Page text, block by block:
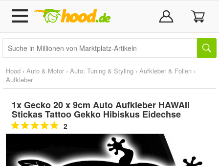
Hood › Auto & Motor › Auto: Tuning & Styling › Aufkleber & Folien ›
Aufkleber
1x Gecko 20 x 9cm Auto Aufkleber HAWAII
Stickas Tattoo Gekko Hibiskus Eidechse
2